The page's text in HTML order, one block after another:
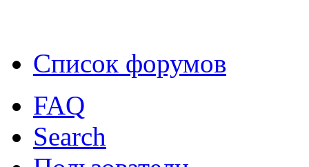
Список форумов
FAQ
Search